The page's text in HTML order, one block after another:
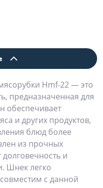
Hmf-22 — это
предназначенная для
обеспечивает
и других продуктов,
блюд более
из прочных
и
Шнек легко
с данной